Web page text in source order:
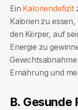
Ein Kaloriendefizit
Kalorien zu
den Körper, auf
Energie zu
Ernährung und
B.